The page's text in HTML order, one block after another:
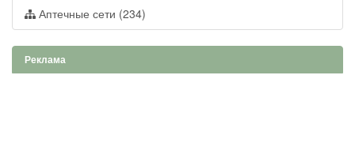
Аптечные сети (234)
Реклама